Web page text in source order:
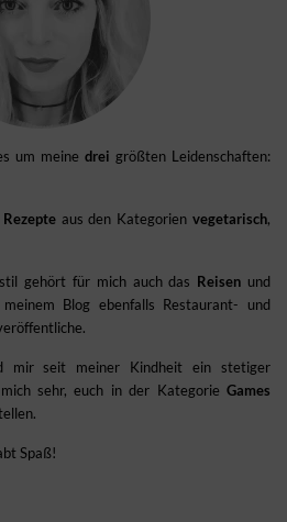
um meine drei größten Leidenschaften:
Rezepteaus den Kategorienvegetarisch,
gehört für mich auch das Reisen und
Blog ebenfalls Restaurant- und
mir seit meiner Kindheit ein stetiger
sehr, euch in der Kategorie Games
Spaß!